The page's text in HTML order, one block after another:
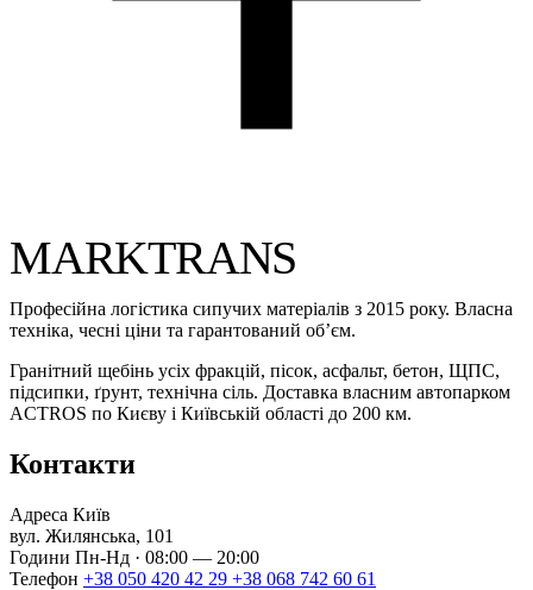
MARKTRANS
Професійна логістика сипучих матеріалів з 2015 року. Власна
техніка, чесні ціни та гарантований об’єм.
Гранітний щебінь усіх фракцій, пісок, асфальт, бетон, ЩПС,
підсипки, ґрунт, технічна сіль. Доставка власним автопарком
ACTROS по Києву і Київській області до 200 км.
Контакти
Адреса Київ
вул. Жилянська, 101
Години Пн-Нд · 08:00 — 20:00
Телефон +38 050 420 42 29 +38 068 742 60 61